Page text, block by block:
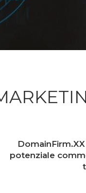
potenziale